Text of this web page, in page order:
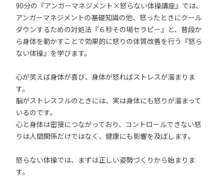
90分の『アンガーマネジメント×怒らない体操講座』では、
アンガーマネジメントの基礎知識の他、怒ったときにクール
ダウンするための対処法『６秒その場セラピー』と、普段か
ら身体を動かすことで効果的に怒りの体質改善を行う『怒ら
ない体操』を学びます。
心が笑えば身体が喜び、身体が怒ればストレスが溜まりま
す。
脳がストレスフルのときには、実は身体にも怒りが溜まって
いるのです。
心と身体は密接につながっており、コントロールできない怒
りは人間関係だけではなく、健康にも影響を及ぼします。
怒らない体操では、まずは正しい姿勢づくりから始まりま
す。